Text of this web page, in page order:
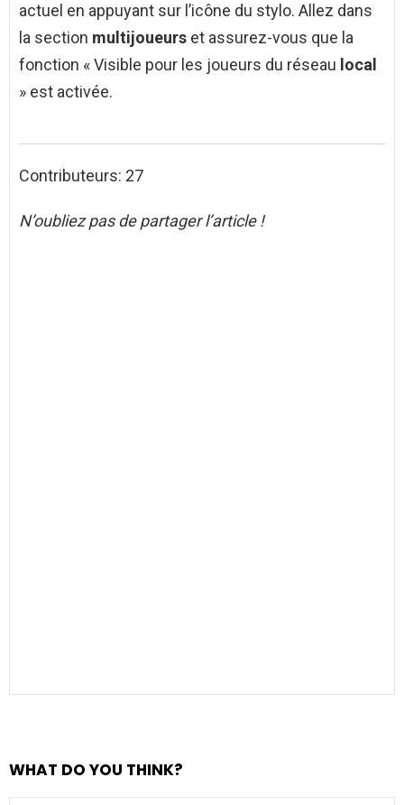
actuel en appuyant sur l’icône du stylo. Allez dans
la section multijoueurs et assurez-vous que la
fonction « Visible pour les joueurs du réseau local
» est activée.
Contributeurs: 27
N’oubliez pas de partager l’article !
WHAT DO YOU THINK?